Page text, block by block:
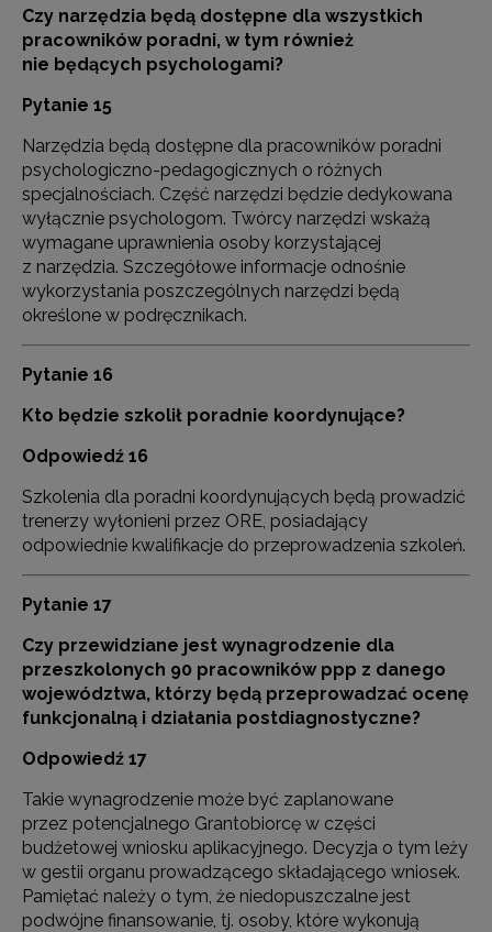
Czy narzędzia będą dostępne dla wszystkich
pracowników poradni, w tym również
nie będących psychologami?
Pytanie 15
Narzędzia będą dostępne dla pracowników poradni
psychologiczno-pedagogicznych o różnych
specjalnościach. Część narzędzi będzie dedykowana
wyłącznie psychologom. Twórcy narzędzi wskażą
wymagane uprawnienia osoby korzystającej
z narzędzia. Szczegółowe informacje odnośnie
wykorzystania poszczególnych narzędzi będą
określone w podręcznikach.
Pytanie 16
Kto będzie szkolił poradnie koordynujące?
Odpowiedź 16
Szkolenia dla poradni koordynujących będą prowadzić
trenerzy wyłonieni przez ORE, posiadający
odpowiednie kwalifikacje do przeprowadzenia szkoleń.
Pytanie 17
Czy przewidziane jest wynagrodzenie dla
przeszkolonych 90 pracowników ppp z danego
województwa, którzy będą przeprowadzać ocenę
funkcjonalną i działania postdiagnostyczne?
Odpowiedź 17
Takie wynagrodzenie może być zaplanowane
przez potencjalnego Grantobiorcę w części
budżetowej wniosku aplikacyjnego. Decyzja o tym leży
w gestii organu prowadzącego składającego wniosek.
Pamiętać należy o tym, że niedopuszczalne jest
podwójne finansowanie, tj. osoby, które wykonują